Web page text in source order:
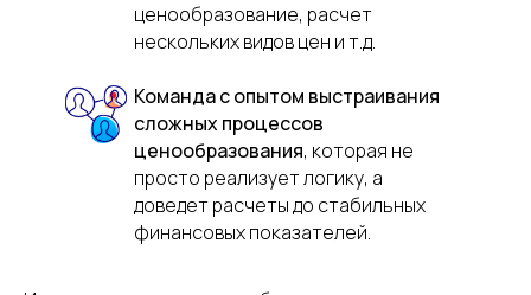
ценообразование, расчет
нескольких видов цен и т.д.
Команда с опытом выстраивания
сложных процессов
ценообразования, которая не
просто реализует логику, а
доведет расчеты до стабильных
финансовых показателей.